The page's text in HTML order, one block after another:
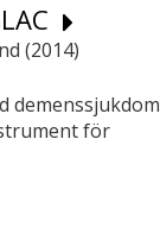
(2014)
demenssjukdom
för